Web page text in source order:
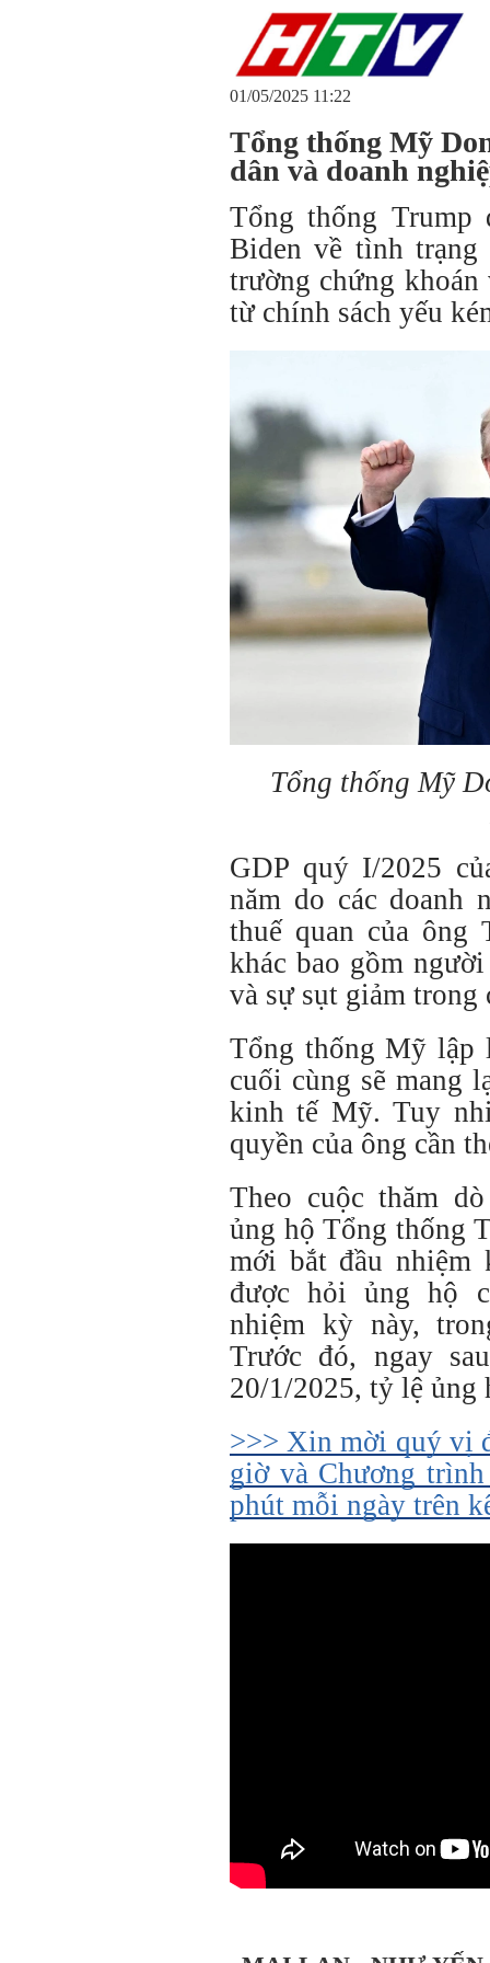
01/05/2025 11:22
Tổng thống Mỹ
dân và doanh
Tổng thống Trump
Biden về tình
trường chứng khoán
từ chính sách yếu
Tổng thống Mỹ
GDP quý I/2025
năm do các doanh
thuế quan của ông
khác bao gồm
và sự sụt giảm
Tổng thống Mỹ lập
cuối cùng sẽ mang
kinh tế Mỹ. Tuy
quyền của ông cần
Theo cuộc thăm
ủng hộ Tổng thống
mới bắt đầu nhiệm
được hỏi ủng hộ
nhiệm kỳ này,
Trước đó, ngay
20/1/2025, tỷ lệ ủng
>>> Xin mời quý vị
giờ và Chương
phút mỗi ngày trên